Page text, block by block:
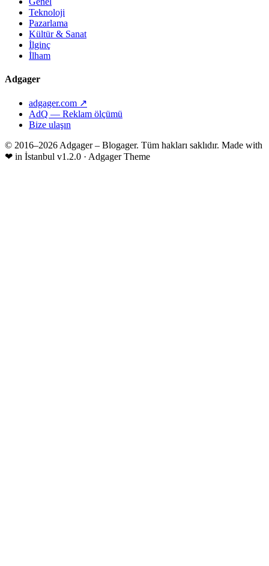
Teknoloji
Pazarlama
Kültür & Sanat
İlginç
İlham
Adgager
adgager.com ↗
AdQ — Reklam ölçümü
Bize ulaşın
© 2016–2026 Adgager – Blogager. Tüm hakları saklıdır. Made with
❤ in İstanbul v1.2.0 · Adgager Theme